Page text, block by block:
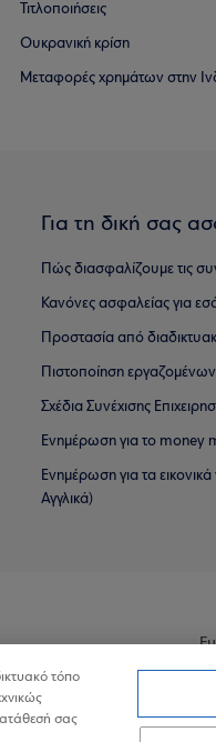
Τιτλοποιήσεις
Ουκρανική κρίση
Μεταφορές χρημάτων στην
Για τη δική σας
Πώς διασφαλίζουμε τις
Κανόνες ασφαλείας για
Προστασία από
Πιστοποίηση
Σχέδια Συνέχισης
Ενημέρωση για το money
Ενημέρωση για τα
Αγγλικά)
τόπο
σας